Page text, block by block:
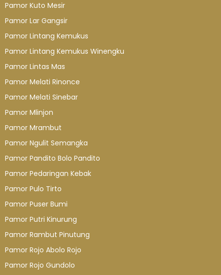
Pamor Kuto Mesir
Pamor Lar Gangsir
Pamor Lintang Kemukus
Pamor Lintang Kemukus Winengku
Pamor Lintas Mas
Pamor Melati Rinonce
Pamor Melati Sinebar
Pamor Mlinjon
Pamor Mrambut
Pamor Ngulit Semangka
Pamor Pandito Bolo Pandito
Pamor Pedaringan Kebak
Pamor Pulo Tirto
Pamor Puser Bumi
Pamor Putri Kinurung
Pamor Rambut Pinutung
Pamor Rojo Abolo Rojo
Pamor Rojo Gundolo